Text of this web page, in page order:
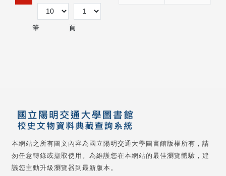
筆 頁
本網站之所有圖文內容為國立陽明交通大學圖書館版權所有，請
勿任意轉錄或擷取使用。為維護您在本網站的最佳瀏覽體驗，建
議您主動升級瀏覽器到最新版本。